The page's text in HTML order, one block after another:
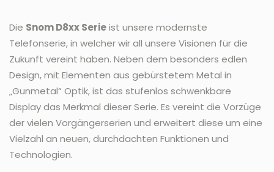
Die Snom D8xx Serieist unsere modernste
Telefonserie, in welcher wir all unsere Visionen für die
Zukunft vereint haben. Neben dem besonders edlen
Design, mit Elementen aus gebürstetem Metal in
„Gunmetal“ Optik, ist das stufenlos schwenkbare
Display das Merkmal dieser Serie. Es vereint die Vorzüge
der vielen Vorgängerserien und erweitert diese um eine
Vielzahl an neuen, durchdachten Funktionen und
Technologien.